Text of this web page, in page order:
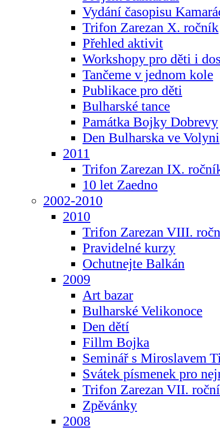
Vydání časopisu
Trifon Zarezan X. ročník
Přehled aktivit
Workshopy pro děti i
Tančeme v jednom kole
Publikace pro děti
Bulharské tance
Památka Bojky Dobrevy
Den Bulharska ve Volyni
2011
Trifon Zarezan IX.
10 let Zaedno
2002-2010
2010
Trifon Zarezan VIII.
Pravidelné kurzy
Ochutnejte Balkán
2009
Art bazar
Bulharské Velikonoce
Den dětí
Fillm Bojka
Seminář s Miroslavem
Svátek písmenek pro
Trifon Zarezan VII.
Zpěvánky
2008